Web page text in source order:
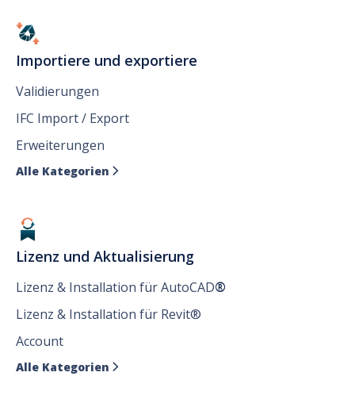
Importiere und exportiere
Validierungen
IFC Import / Export
Erweiterungen
Alle Kategorien 
Lizenz und Aktualisierung
Lizenz & Installation für AutoCAD®
Lizenz & Installation für Revit®
Account
Alle Kategorien 